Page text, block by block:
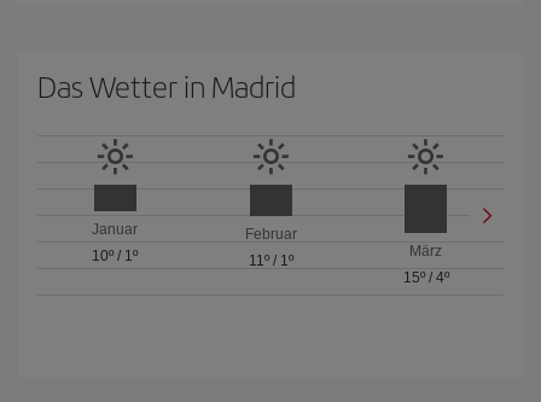
Das Wetter in Madrid
Januar
10º / 1º
Februar
11º/ 1º
März
15º/ 4º